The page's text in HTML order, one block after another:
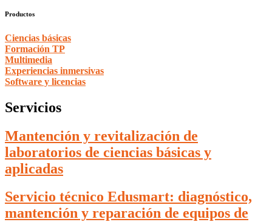
Productos
Ciencias básicas
Formación TP
Multimedia
Experiencias inmersivas
Software y licencias
Servicios
Mantención y revitalización de
laboratorios de ciencias básicas y
aplicadas
Servicio técnico Edusmart: diagnóstico,
mantención y reparación de equipos de